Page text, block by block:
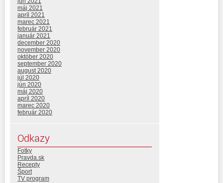
máj 2021
apríl 2021
marec 2021
február 2021
január 2021
december 2020
november 2020
október 2020
september 2020
august 2020
júl 2020
jún 2020
máj 2020
apríl 2020
marec 2020
február 2020
Odkazy
Fotky
Pravda.sk
Recepty
Šport
TV program